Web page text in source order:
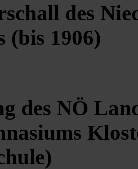
des
(bis 1906)
des NÖ